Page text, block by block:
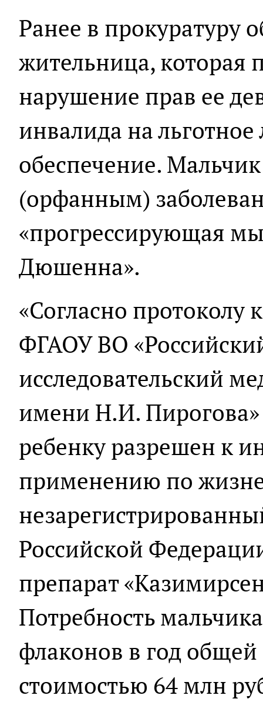
Ранее в прокуратуру
жительница, которая
нарушение прав ее
инвалида на льготное
обеспечение.
(орфанным)
«прогрессирующая
Дюшенна».
«Согласно протоколу
ФГАОУ ВО
исследовательский
имени Н.И.
ребенку разрешен к
применению по
Российской
препарат
Потребность
флаконов в год
стоимостью 64 млн